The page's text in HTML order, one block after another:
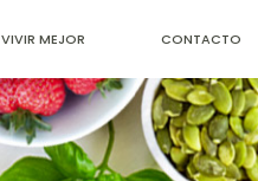
VIVIR MEJOR CONTACTO